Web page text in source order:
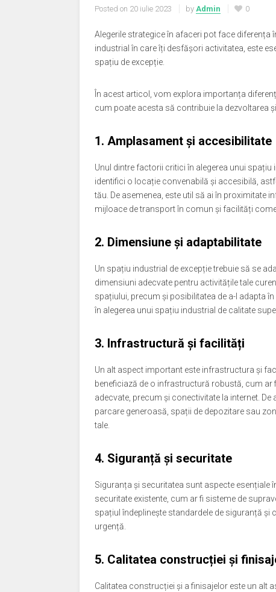
Posted on 20 iulie 2023 by Admin 0
Alegerile strategice în afaceri pot face diferența
industrial în care îți desfășori activitatea, este
spațiu de excepție.
În acest articol, vom explora importanța
cum poate acesta să contribuie la dezvoltarea
1. Amplasament și accesibilitate
Unul dintre factorii critici în alegerea unui
identifici o locație convenabilă și accesibilă,
tău. De asemenea, este util să ai în proximitate
mijloace de transport în comun și facilități
2. Dimensiune și adaptabilitate
Un spațiu industrial de excepție trebuie să se
dimensiuni adecvate pentru activitățile tale
spațiului, precum și posibilitatea de a-l adapta
în alegerea unui spațiu industrial de calitate
3. Infrastructură și facilități
Un alt aspect important este infrastructura și
beneficiază de o infrastructură robustă, cum ar
adecvate, precum și conectivitate la internet.
parcare generoasă, spații de depozitare sau
tale.
4. Siguranță și securitate
Siguranța și securitatea sunt aspecte esențiale
securitate existente, cum ar fi sisteme de
spațiul îndeplinește standardele de siguranță și
urgență.
5. Calitatea construcției și
Calitatea construcției și a finisajelor este un alt